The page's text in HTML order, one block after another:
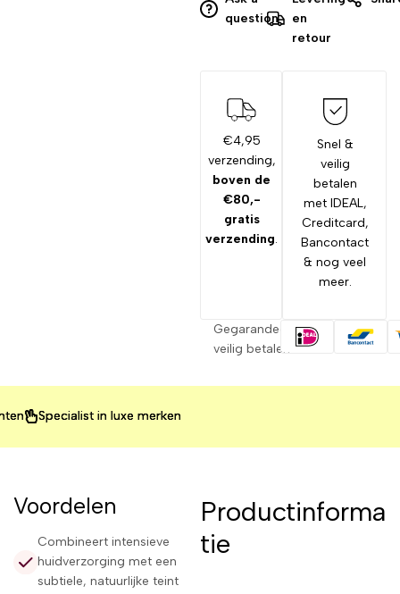
question
en
retour
€4,95
verzending,
boven de
€80,-
gratis
verzending.
Snel &
veilig
betalen
met IDEAL,
Creditcard,
Bancontact
& nog veel
meer.
Gegarandeerd
veilig betalen
in luxe merken
in luxe merken
in luxe merken
Voordelen
Combineert intensieve
huidverzorging met een
subtiele, natuurlijke teint
Productinforma
tie